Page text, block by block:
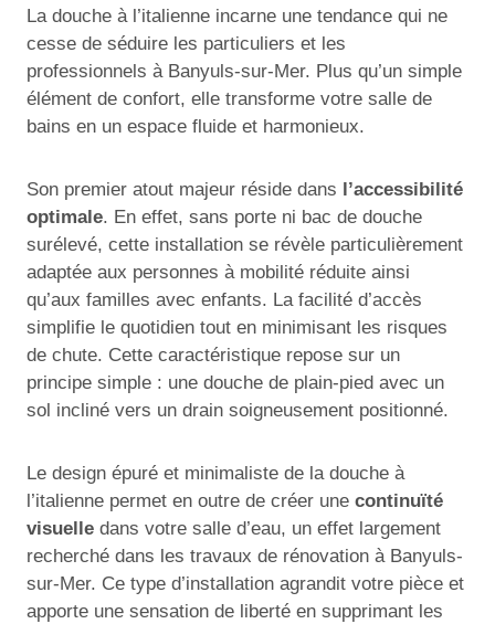
La douche à l’italienne incarne une tendance qui ne
cesse de séduire les particuliers et les
professionnels à Banyuls-sur-Mer. Plus qu’un simple
élément de confort, elle transforme votre salle de
bains en un espace fluide et harmonieux.
Son premier atout majeur réside dans l’accessibilité
optimale. En effet, sans porte ni bac de douche
surélevé, cette installation se révèle particulièrement
adaptée aux personnes à mobilité réduite ainsi
qu’aux familles avec enfants. La facilité d’accès
simplifie le quotidien tout en minimisant les risques
de chute. Cette caractéristique repose sur un
principe simple : une douche de plain-pied avec un
sol incliné vers un drain soigneusement positionné.
Le design épuré et minimaliste de la douche à
l’italienne permet en outre de créer une continuïté
visuelle dans votre salle d’eau, un effet largement
recherché dans les travaux de rénovation à Banyuls-
sur-Mer. Ce type d’installation agrandit votre pièce et
apporte une sensation de liberté en supprimant les